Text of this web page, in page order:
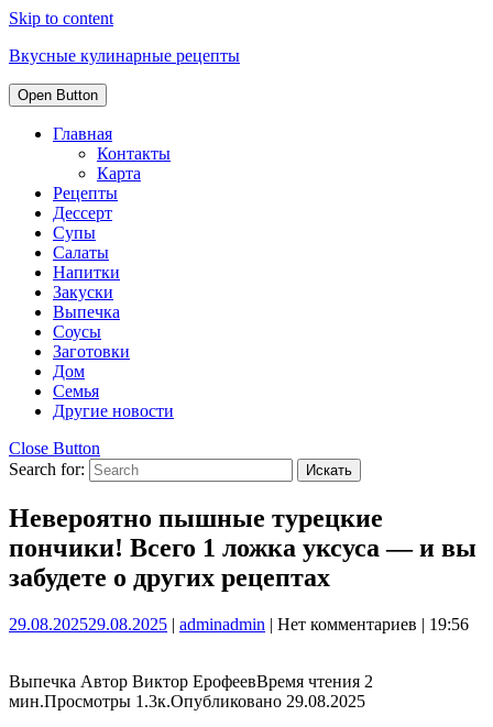
Skip to content
Вкусные кулинарные рецепты
Open Button
Главная
Контакты
Карта
Рецепты
Дессерт
Супы
Салаты
Напитки
Закуски
Выпечка
Соусы
Заготовки
Дом
Семья
Другие новости
Close Button
Search for:
Невероятно пышные турецкие
пончики! Всего 1 ложка уксуса — и вы
забудете о других рецептах
29.08.202529.08.2025 | adminadmin | Нет комментариев | 19:56
Выпечка Автор Виктор ЕрофеевВремя чтения 2
мин.Просмотры 1.3к.Опубликовано 29.08.2025